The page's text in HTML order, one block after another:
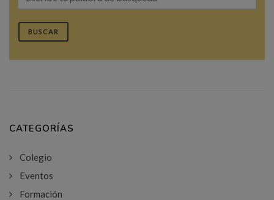
BUSCAR
CATEGORÍAS
Colegio
Eventos
Formación